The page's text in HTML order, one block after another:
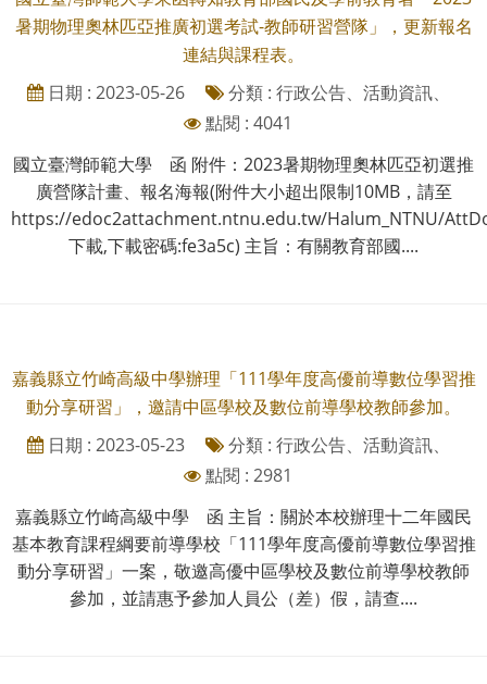
暑期物理奧林匹亞推廣初選考試-教師研習營隊」，更新報名
連結與課程表。
日期 : 2023-05-26
分類 : 行政公告、活動資訊、
點閱 : 4041
國立臺灣師範大學 函 附件：2023暑期物理奧林匹亞初選推
廣營隊計畫、報名海報(附件大小超出限制10MB，請至
https://edoc2attachment.ntnu.edu.tw/Halum_NTNU/
下載,下載密碼:fe3a5c) 主旨：有關教育部國....
嘉義縣立竹崎高級中學辦理「111學年度高優前導數位學習推
動分享研習」，邀請中區學校及數位前導學校教師參加。
日期 : 2023-05-23
分類 : 行政公告、活動資訊、
點閱 : 2981
嘉義縣立竹崎高級中學 函 主旨：關於本校辦理十二年國民
基本教育課程綱要前導學校「111學年度高優前導數位學習推
動分享研習」一案，敬邀高優中區學校及數位前導學校教師
參加，並請惠予參加人員公（差）假，請查....